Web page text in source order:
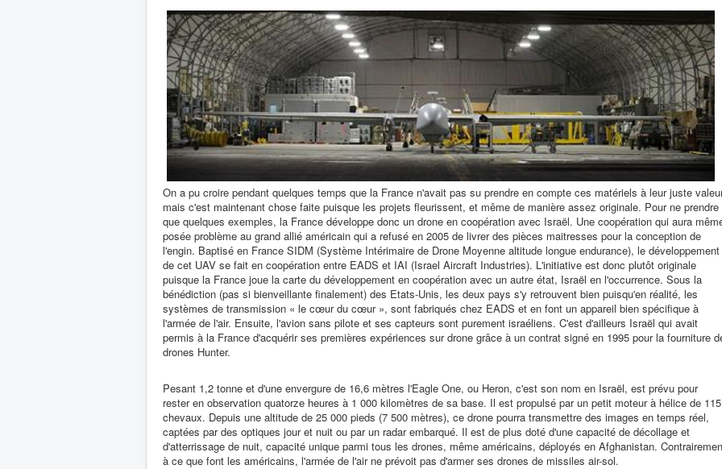
On a pu croire pendant quelques temps que la France n'avait pas su prendre en compte ces matériels à leur juste
mais c'est maintenant chose faite puisque les projets fleurissent, et même de manière assez originale. Pour ne prendre
que quelques exemples, la France développe donc un drone en coopération avec Israël. Une coopération qui aura
posée problème au grand allié américain qui a refusé en 2005 de livrer des pièces maitresses pour la conception de
l'engin. Baptisé en France SIDM (Système Intérimaire de Drone Moyenne altitude longue endurance), le développement
de cet UAV se fait en coopération entre EADS et IAI (Israel Aircraft Industries). L'initiative est donc plutôt originale
puisque la France joue la carte du développement en coopération avec un autre état, Israël en l'occurrence. Sous la
bénédiction (pas si bienveillante finalement) des Etats-Unis, les deux pays s'y retrouvent bien puisqu'en réalité, les
systèmes de transmission « le cœur du cœur », sont fabriqués chez EADS et en font un appareil bien spécifique à
l'armée de l'air. Ensuite, l'avion sans pilote et ses capteurs sont purement israéliens. C'est d'ailleurs Israël qui avait
permis à la France d'acquérir ses premières expériences sur drone grâce à un contrat signé en 1995 pour la fourniture
drones Hunter.
Pesant 1,2 tonne et d'une envergure de 16,6 mètres l'Eagle One, ou Heron, c'est son nom en Israël, est prévu pour
rester en observation quatorze heures à 1 000 kilomètres de sa base. Il est propulsé par un petit moteur à hélice de 115
chevaux. Depuis une altitude de 25 000 pieds (7 500 mètres), ce drone pourra transmettre des images en temps réel,
captées par des optiques jour et nuit ou par un radar embarqué. Il est de plus doté d'une capacité de décollage et
d'atterrissage de nuit, capacité unique parmi tous les drones, même américains, déployés en Afghanistan.
à ce que font les américains, l'armée de l'air ne prévoit pas d'armer ses drones de missiles air-sol.